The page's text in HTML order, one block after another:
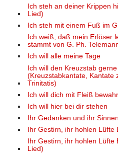
Ich steh an deiner Krippen
Lied)
Ich steh mit einem Fuß im
Ich weiß, daß mein Erlöser
stammt von G. Ph.
Ich will alle meine Tage
Ich will den Kreuzstab
(Kreuzstabkantate, Kantate
Trinitatis)
Ich will dich mit Fleiß
Ich will hier bei dir stehen
Ihr Gedanken und ihr
Ihr Gestirn, ihr hohlen Lüfte
Ihr Gestirn, ihr hohlen Lüfte
Lied)